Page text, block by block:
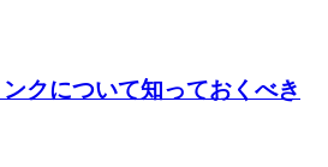
クについて知っておくべき